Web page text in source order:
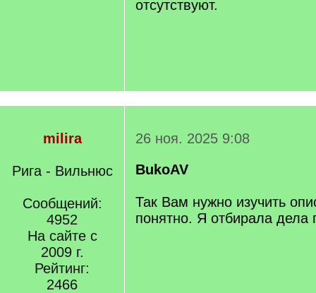
отсутствуют.
milira
Рига - Вильнюс
Сообщений:
4952
На сайте с
2009 г.
Рейтинг:
2466
26 ноя. 2025 9:08
BukoAV
Так Вам нужно изучить
понятно. Я отбирала дела